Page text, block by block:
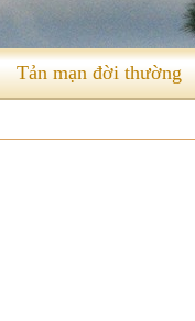
Tản mạn đời thường